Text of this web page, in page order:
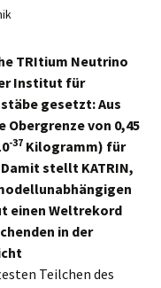
TRItium Neutrino
Institut für
gesetzt: Aus
Obergrenze von 0,45
-37 Kilogramm) für
stellt KATRIN,
einen Weltrekord
in der
Teilchen des